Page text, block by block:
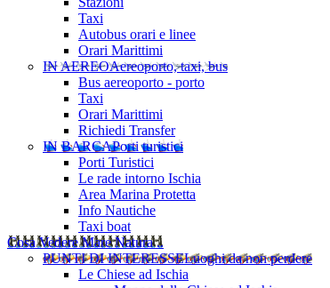
Taxi
Autobus orari e linee
Orari Marittimi
IN AEREOAereoporto, taxi, bus
Bus aereoporto - porto
Taxi
Orari Marittimi
Richiedi Transfer
IN BARCAPorti turistici
Porti Turistici
Le rade intorno Ischia
Area Marina Protetta
Info Nautiche
Taxi boat
Cosa VedereMare Natura ..
PUNTI DI INTERESSELuoghi da non perdere
Le Chiese ad Ischia